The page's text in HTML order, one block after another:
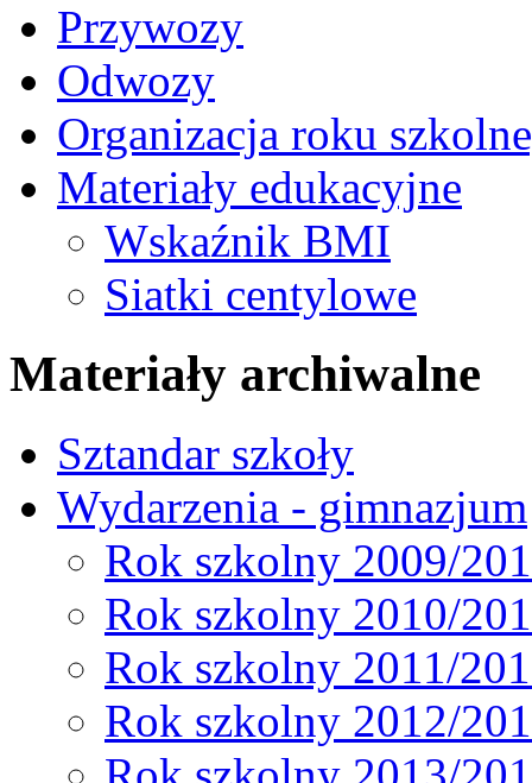
Przywozy
Odwozy
Organizacja roku
Materiały edukacyjne
Wskaźnik BMI
Siatki centylowe
Materiały archiwalne
Sztandar szkoły
Wydarzenia - gimnazjum
Rok szkolny 2009/
Rok szkolny 2010/
Rok szkolny 2011/
Rok szkolny 2012/